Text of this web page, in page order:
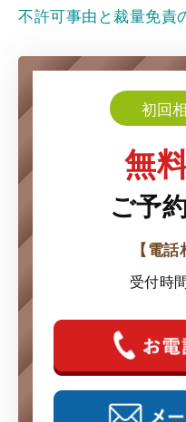
不許可事由と裁量免責
初回
無
ご予
【電
受付時